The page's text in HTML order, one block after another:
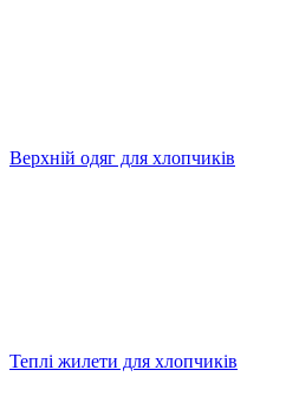
Верхній одяг для хлопчиків
Теплі жилети для хлопчиків